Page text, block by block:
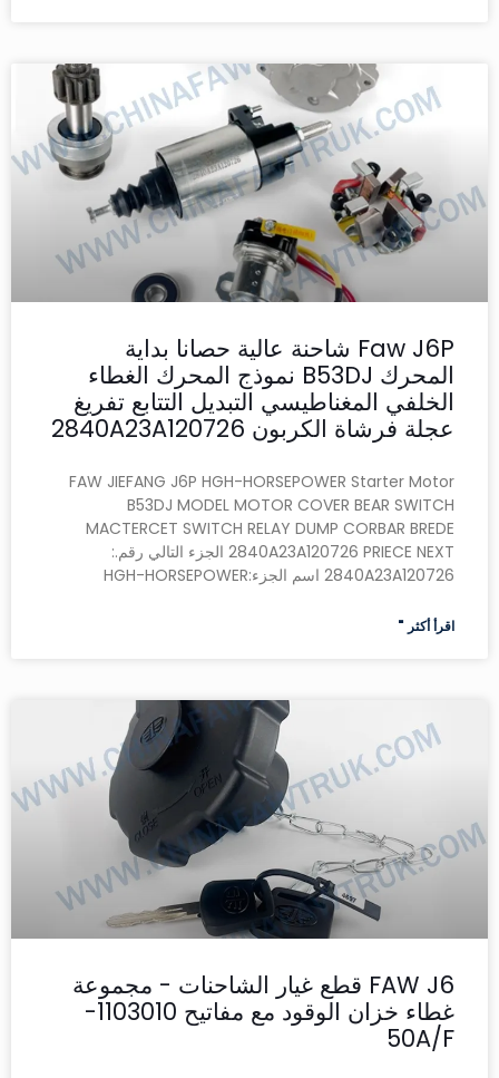
Faw J6P شاحنة عالية حصانا بداية
المحرك B53DJ نموذج المحرك الغطاء
الخلفي المغناطيسي التبديل التتابع تفريغ
عجلة فرشاة الكربون 2840A23A120726
FAW JIEFANG J6P HGH-HORSEPOWER Starter Motor
B53DJ MODEL MOTOR COVER BEAR SWITCH
MACTERCET SWITCH RELAY DUMP CORBAR BREDE
2840A23A120726 PRIECE NEXT الجزء التالي رقم.:
2840A23A120726 اسم الجزء:HGH-HORSEPOWER
اقرأ أكثر "
FAW J6 قطع غيار الشاحنات - مجموعة
غطاء خزان الوقود مع مفاتيح 1103010-
50A/F